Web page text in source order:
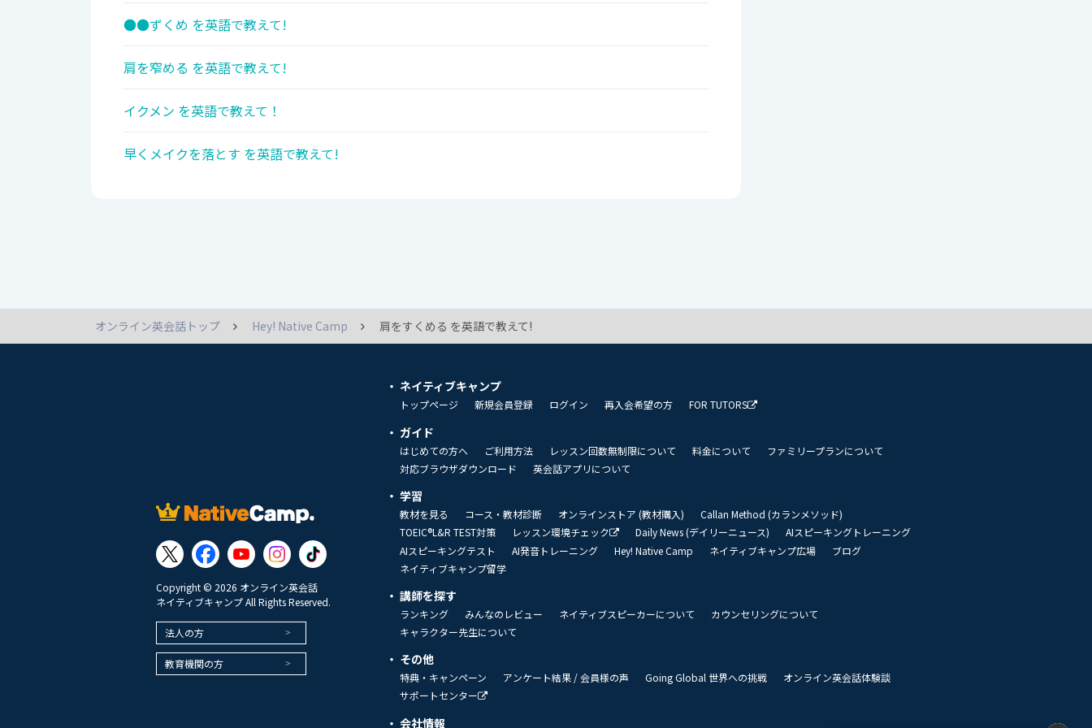
●●ずくめ を英語で教えて!
肩を窄める を英語で教えて!
イクメン を英語で教えて！
早くメイクを落とす を英語で教えて!
オンライン英会話トップ Hey! Native Camp 肩をすくめる を英語で教えて!
Copyright © 2026 オンライン英会話
ネイティブキャンプ All Rights Reserved.
法人の方
教育機関の方
ネイティブキャンプ
トップページ 新規会員登録 ログイン 再入会希望の方 FOR TUTORS
ガイド
はじめての方へ ご利用方法 レッスン回数無制限について 料金について
ファミリープランについて
対応ブラウザダウンロード
英会話アプリについて
学習
教材を見る コース・教材診断 オンラインストア (教材購入)
Callan Method (カランメソッド)
TOEIC®L&R TEST対策
レッスン環境チェック Daily News (デイリーニュース)
AIスピーキングトレーニング
AIスピーキングテスト
AI発音トレーニング Hey! Native Camp ネイティブキャンプ広場
ブログ
ネイティブキャンプ留学
講師を探す
ランキング みんなのレビュー ネイティブスピーカーについて
カウンセリングについて
キャラクター先生について
その他
特典・キャンペーン アンケート結果 / 会員様の声 Going Global 世界への挑戦
オンライン英会話体験談
サポートセンター
会社情報